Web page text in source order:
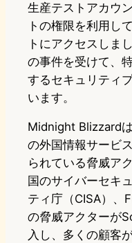
生産テストアカウ
トの権限を利用し
トにアクセスしま
の事件を受けて、
するセキュリティ
います。
Midnight Blizzard
の外国情報サービ
られている脅威ア
国のサイバーセキ
ティ庁（CISA）、
の脅威アクターが
入し、多くの顧客